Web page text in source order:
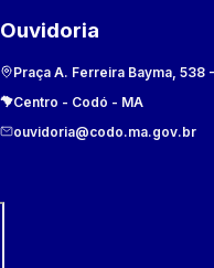
Ouvidoria
Praça A. Ferreira Bayma, 538-
Centro - Codó - MA
ouvidoria@codo.ma.gov.br